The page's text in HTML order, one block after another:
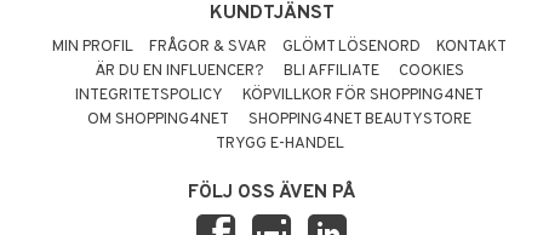
KUNDTJÄNST
MIN PROFIL FRÅGOR & SVAR GLÖMT LÖSENORD
KONTAKT
ÄR DU EN INFLUENCER?
BLI AFFILIATE
COOKIES
INTEGRITETSPOLICY
KÖPVILLKOR FÖR SHOPPING4NET
OM SHOPPING4NET
SHOPPING4NET BEAUTYSTORE
TRYGG E-HANDEL
FÖLJ OSS ÄVEN PÅ